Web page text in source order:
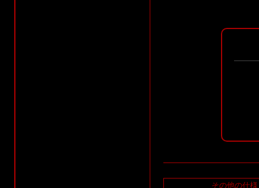
その他の仕様